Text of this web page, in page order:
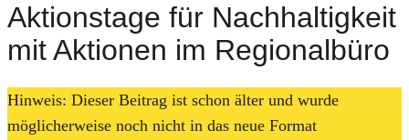
Aktionstage für Nachhaltigkeit
mit Aktionen im Regionalbüro
Hinweis: Dieser Beitrag ist schon älter und wurde
möglicherweise noch nicht in das neue Format